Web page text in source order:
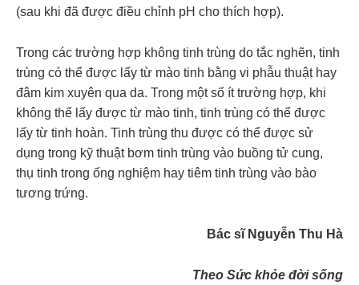
(sau khi đã được điều chỉnh pH cho thích hợp).
Trong các trường hợp không tinh trùng do tắc nghẽn, tinh
trùng có thể được lấy từ mào tinh bằng vi phẫu thuật hay
đâm kim xuyên qua da. Trong một số ít trường hợp, khi
không thể lấy được từ mào tinh, tinh trùng có thể được
lấy từ tinh hoàn. Tinh trùng thu được có thể được sử
dụng trong kỹ thuật bơm tinh trùng vào buồng tử cung,
thụ tinh trong ống nghiệm hay tiêm tinh trùng vào bào
tương trứng.
Bác sĩ Nguyễn Thu Hà
Theo Sức khỏe đời sống